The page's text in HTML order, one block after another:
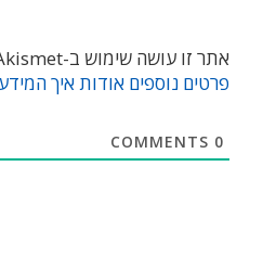
אתר זו עושה שימוש ב-Akismet כדי לסנן תגובות זבל.
פרטים נוספים אודות איך
0